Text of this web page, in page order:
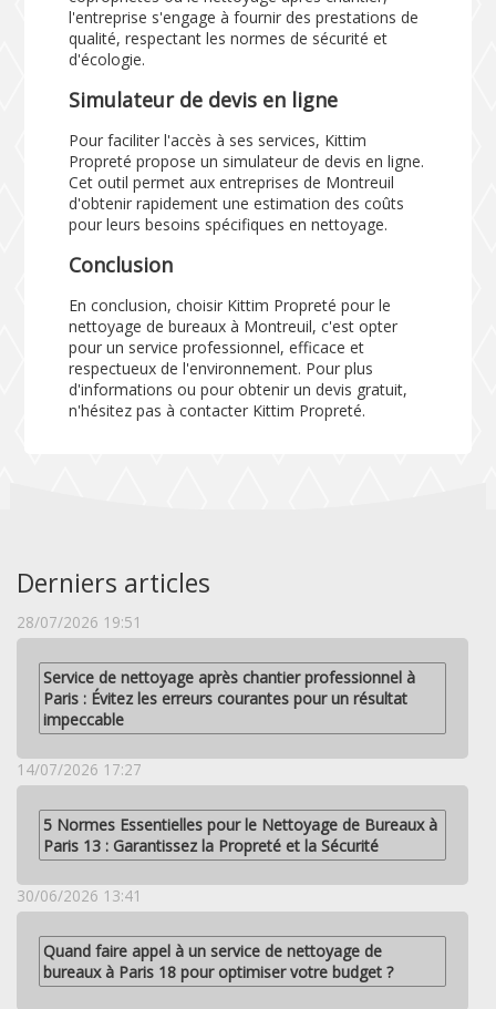
l'entreprise s'engage à fournir des prestations de
qualité, respectant les normes de sécurité et
d'écologie.
Simulateur de devis en ligne
Pour faciliter l'accès à ses services, Kittim
Propreté propose un simulateur de devis en ligne.
Cet outil permet aux entreprises de Montreuil
d'obtenir rapidement une estimation des coûts
pour leurs besoins spécifiques en nettoyage.
Conclusion
En conclusion, choisir Kittim Propreté pour le
nettoyage de bureaux à Montreuil, c'est opter
pour un service professionnel, efficace et
respectueux de l'environnement. Pour plus
d'informations ou pour obtenir un devis gratuit,
n'hésitez pas à contacter Kittim Propreté.
Derniers articles
28/07/2026 19:51
Service de nettoyage après chantier professionnel à
Paris : Évitez les erreurs courantes pour un résultat
impeccable
14/07/2026 17:27
5 Normes Essentielles pour le Nettoyage de Bureaux à
Paris 13 : Garantissez la Propreté et la Sécurité
30/06/2026 13:41
Quand faire appel à un service de nettoyage de
bureaux à Paris 18 pour optimiser votre budget ?